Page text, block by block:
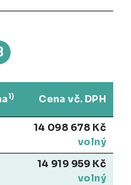
1) Cena vč. DPH
14 098 678 Kč
volný
14 919 959 Kč
volný